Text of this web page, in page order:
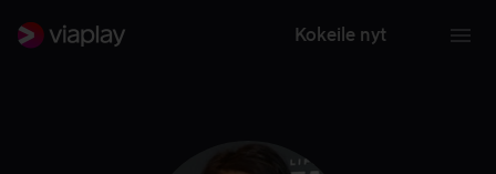
Kokeile nyt